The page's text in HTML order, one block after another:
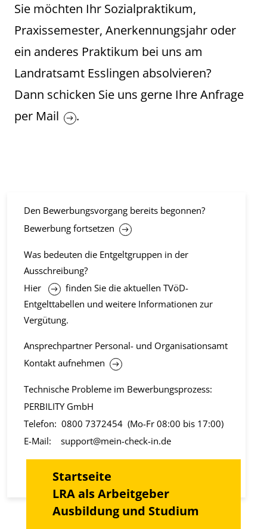
Sie möchten Ihr Sozialpraktikum,
Praxissemester, Anerkennungsjahr oder
ein anderes Praktikum bei uns am
Landratsamt Esslingen absolvieren?
Dann schicken Sie uns gerne Ihre Anfrage
per Mail .
Den Bewerbungsvorgang bereits begonnen?
Bewerbung fortsetzen
Was bedeuten die Entgeltgruppen in der
Ausschreibung?
Hier
finden Sie die aktuellen TVöD-
Entgelttabellen und weitere Informationen zur
Vergütung.
Ansprechpartner Personal- und Organisationsamt
Kontakt aufnehmen
Technische Probleme im Bewerbungsprozess:
PERBILITY GmbH
Telefon: 0800 7372454 (Mo-Fr 08:00 bis 17:00)
E-Mail: support@mein-check-in.de
Startseite
LRA als Arbeitgeber
Ausbildung und Studium